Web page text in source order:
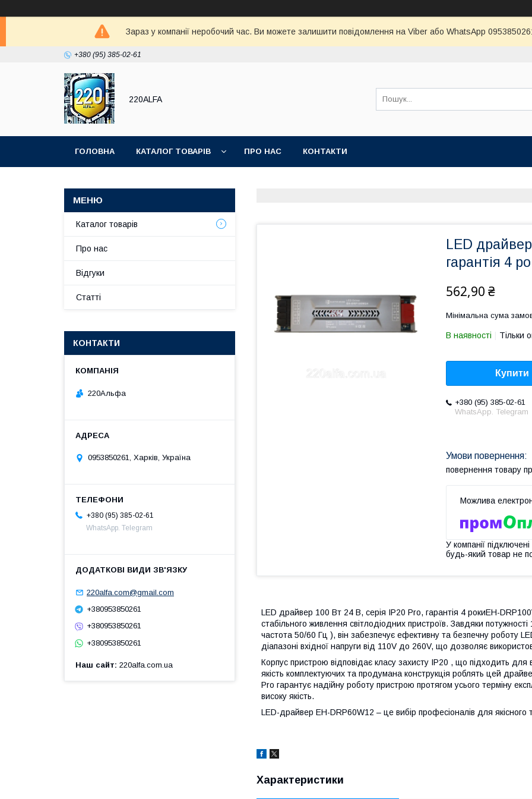
Зараз у компанії неробочий час. Ви можете залишити повідомлення на Viber або WhatsApp
+380 (95) 385-02-61
220ALFA
ГОЛОВНА КАТАЛОГ ТОВАРІВ ПРО НАС КОНТАКТИ
LED
гарантія 4
562,90 ₴
Мінімальна сума
В наявності Тільки
Купити
+380 (95) 385-02-61
WhatsApp. Telegram
повернення товару
У компанії
будь-який товар не
LED драйвер 100 Вт 24 В, серія IP20 Pro, гарантія 4 рокиEH-
стабільного живлення світлодіодних пристроїв. Завдяки
частота 50/60 Гц ), він забезпечує ефективну та безпечну роботу
діапазоні вхідної напруги від 110V до 260V, що дозволяє
Корпус пристрою відповідає класу захисту IP20 , що підходить для
якість комплектуючих та продумана конструкція роблять цей
Pro гарантує надійну роботу пристрою протягом усього терміну
високу якість.
LED-драйвер EH-DRP60W12 – це вибір професіоналів для якісного
Характеристики
Каталог товарів
Про нас
Відгуки
Статті
КОНТАКТИ
220Альфа
0953850261, Харків, Україна
+380 (95) 385-02-61
WhatsApp. Telegram
220alfa.com@gmail.com
+380953850261
+380953850261
+380953850261
Наш сайт 220alfa.com.ua